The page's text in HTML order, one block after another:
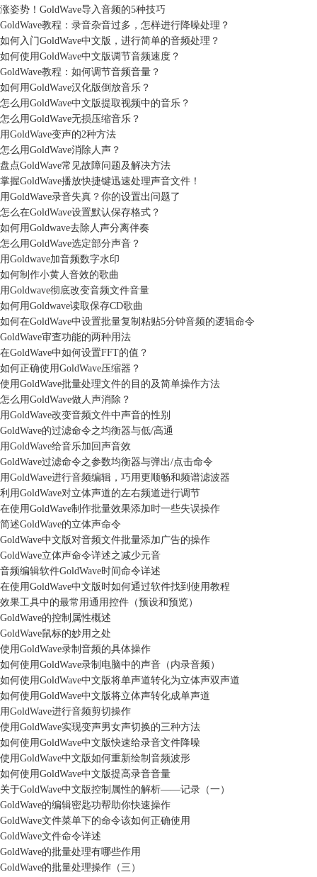
涨姿势！GoldWave导入音频的5种技巧
GoldWave教程：录音杂音过多，怎样进行降噪处理？
如何入门GoldWave中文版，进行简单的音频处理？
如何使用GoldWave中文版调节音频速度？
GoldWave教程：如何调节音频音量？
如何用GoldWave汉化版倒放音乐？
怎么用GoldWave中文版提取视频中的音乐？
怎么用GoldWave无损压缩音乐？
用GoldWave变声的2种方法
怎么用GoldWave消除人声？
盘点GoldWave常见故障问题及解决方法
掌握GoldWave播放快捷键迅速处理声音文件！
用GoldWave录音失真？你的设置出问题了
怎么在GoldWave设置默认保存格式？
如何用Goldwave去除人声分离伴奏
怎么用GoldWave选定部分声音？
用Goldwave加音频数字水印
如何制作小黄人音效的歌曲
用Goldwave彻底改变音频文件音量
如何用Goldwave读取保存CD歌曲
如何在GoldWave中设置批量复制粘贴5分钟音频的逻辑命令
GoldWave审查功能的两种用法
在GoldWave中如何设置FFT的值？
如何正确使用GoldWave压缩器？
使用GoldWave批量处理文件的目的及简单操作方法
怎么用GoldWave做人声消除？
用GoldWave改变音频文件中声音的性别
GoldWave的过滤命令之均衡器与低/高通
用GoldWave给音乐加回声音效
GoldWave过滤命令之参数均衡器与弹出/点击命令
用GoldWave进行音频编辑，巧用更顺畅和频谱滤波器
利用GoldWave对立体声道的左右频道进行调节
在使用GoldWave制作批量效果添加时一些失误操作
简述GoldWave的立体声命令
GoldWave中文版对音频文件批量添加广告的操作
GoldWave立体声命令详述之减少元音
音频编辑软件GoldWave时间命令详述
在使用GoldWave中文版时如何通过软件找到使用教程
效果工具中的最常用通用控件（预设和预览）
GoldWave的控制属性概述
GoldWave鼠标的妙用之处
使用GoldWave录制音频的具体操作
如何使用GoldWave录制电脑中的声音（内录音频）
如何使用GoldWave中文版将单声道转化为立体声双声道
如何使用GoldWave中文版将立体声转化成单声道
用GoldWave进行音频剪切操作
使用GoldWave实现变声男女声切换的三种方法
如何使用GoldWave中文版快速给录音文件降噪
使用GoldWave中文版如何重新绘制音频波形
如何使用GoldWave中文版提高录音音量
关于GoldWave中文版控制属性的解析——记录（一）
GoldWave的编辑密匙功帮助你快速操作
GoldWave文件菜单下的命令该如何正确使用
GoldWave文件命令详述
GoldWave的批量处理有哪些作用
GoldWave的批量处理操作（三）